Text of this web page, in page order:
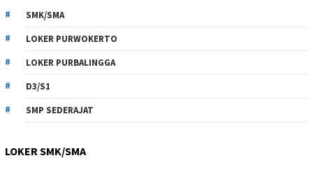
SMK/SMA
LOKER PURWOKERTO
LOKER PURBALINGGA
D3/S1
SMP SEDERAJAT
LOKER SMK/SMA